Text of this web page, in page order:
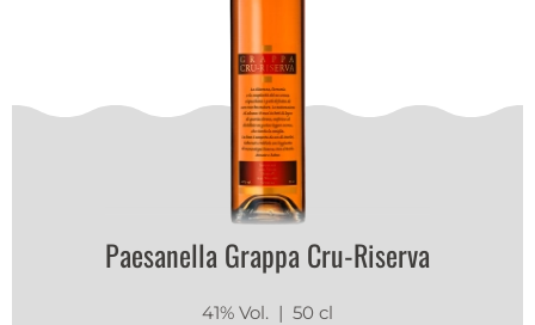
Paesanella Grappa Cru-Riserva
41% Vol. | 50 cl